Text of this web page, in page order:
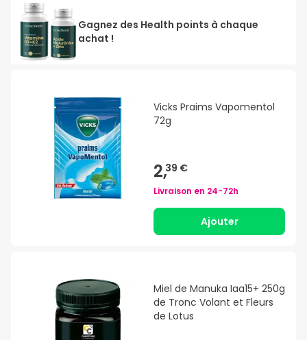
Gagnez des Health points à chaque
achat !
Vicks Praims Vapomentol
72g
2,39 €
Livraison en 24-72h
Ajouter
Miel de Manuka Iaa15+ 250g
de Tronc Volant et Fleurs
de Lotus